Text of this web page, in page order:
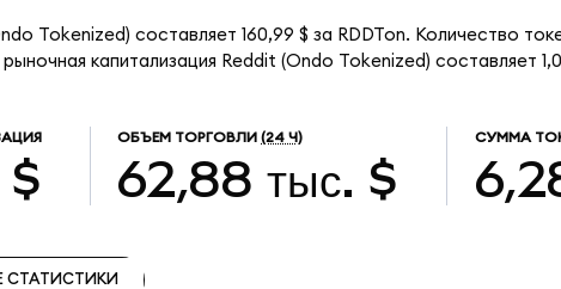
Tokenized) составляет 160,99 $ за RDDTon. Количество
капитализация Reddit (Ondo Tokenized) составляет
$
ОБЪЕМ ТОРГОВЛИ (24 Ч)
62,88 тыс. $
СУММА
СТАТИСТИКИ